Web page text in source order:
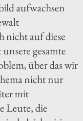
aufwachsen
nicht auf diese
gesamte
über das wir
nicht nur
mit
Leute, die